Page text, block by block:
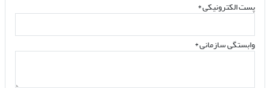
پست الکترونیکی*
وابستگی سازمانی *